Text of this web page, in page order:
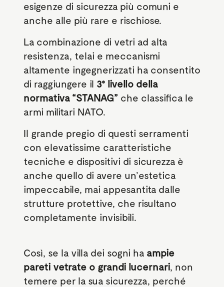
esigenze di sicurezza più comuni e
anche alle più rare e rischiose.
La combinazione di vetri ad alta
resistenza, telai e meccanismi
altamente ingegnerizzati ha consentito
di raggiungere il 3° livello della
normativa “STANAG” che classifica le
armi militari NATO.
Il grande pregio di questi serramenti
con elevatissime caratteristiche
tecniche e dispositivi di sicurezza è
anche quello di avere un’estetica
impeccabile, mai appesantita dalle
strutture protettive, che risultano
completamente invisibili.
Così, se la villa dei sogni ha ampie
pareti vetrate o grandi lucernari, non
temere per la sua sicurezza, perché